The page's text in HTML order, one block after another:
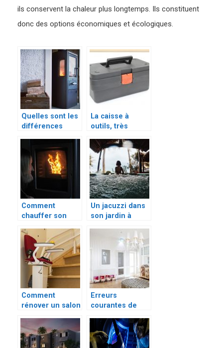
ils conservent la chaleur plus longtemps. Ils constituent
donc des options économiques et écologiques.
Quelles sont les
différences
bois et à
granulés?
La caisse à
outils, très
les travaux de
construction ou
de réparation à
la maison
Comment
chauffer son
Un jacuzzi dans
son jardin à
Comment
rénover un salon
aux besoins
d’une personne
à mobilité
Erreurs
courantes de
intérieure